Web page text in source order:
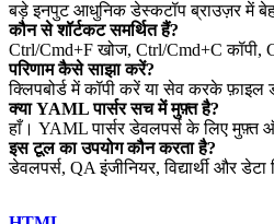
बड़े इनपुट आधुनिक डेस्कटॉप ब्राउज़र में
कौन से शॉर्टकट समर्थित हैं?
Ctrl/Cmd+F खोज, Ctrl/Cmd+C कॉपी,
परिणाम कैसे साझा करें?
क्लिपबोर्ड में कॉपी करें या सेव करके
क्या YAML पार्सर सच में मुफ़्त है?
हाँ। YAML पार्सर डेवलपर्स के लिए
इस टूल का उपयोग कौन करता है?
डेवलपर्स, QA इंजीनियर, विद्यार्थी और